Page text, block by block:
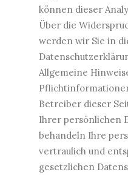
können dieser
Über die
werden wir Sie in
Allgemeine
Betreiber dieser
Ihrer persönlichen
behandeln Ihre
vertraulich und
gesetzlichen